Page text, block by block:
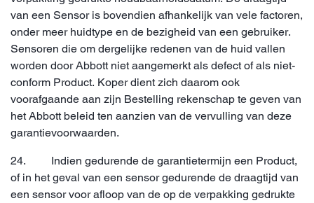
van een Sensor is bovendien afhankelijk van vele factoren,
onder meer huidtype en de bezigheid van een gebruiker.
Sensoren die om dergelijke redenen van de huid vallen
worden door Abbott niet aangemerkt als defect of als niet-
conform Product. Koper dient zich daarom ook
voorafgaande aan zijn Bestelling rekenschap te geven van
het Abbott beleid ten aanzien van de vervulling van deze
garantievoorwaarden.
24. Indien gedurende de garantietermijn een Product,
of in het geval van een sensor gedurende de draagtijd van
een sensor voor afloop van de op de verpakking gedrukte